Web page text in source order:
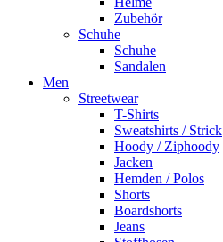
Zubehör
Schuhe
Schuhe
Sandalen
Men
Streetwear
T-Shirts
Sweatshirts / Strick
Hoody / Ziphoody
Jacken
Hemden / Polos
Shorts
Boardshorts
Jeans